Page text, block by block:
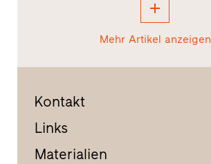
Mehr Artikel anzeigen
Kontakt
Links
Materialien